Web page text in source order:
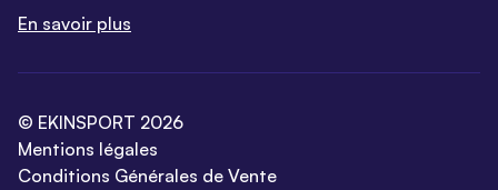
En savoir plus
© EKINSPORT 2026
Mentions légales
Conditions Générales de Vente